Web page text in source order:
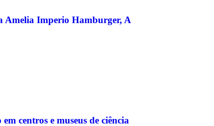
Amelia Imperio Hamburger, A
centros e museus de ciência